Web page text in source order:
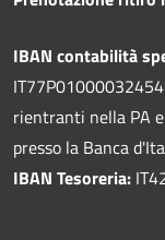
IBAN contabilità
rientranti nella PA
presso la Banca
IBAN Tesoreria: